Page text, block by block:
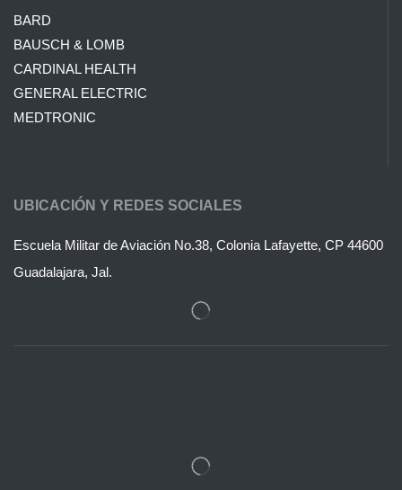
BARD
BAUSCH & LOMB
CARDINAL HEALTH
GENERAL ELECTRIC
MEDTRONIC
UBICACIÓN Y REDES SOCIALES
Escuela Militar de Aviación No.38, Colonia Lafayette, CP 44600
Guadalajara, Jal.